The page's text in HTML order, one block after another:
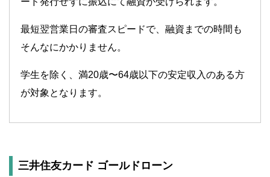
最短翌営業日の審査スピードで、融資までの時間も
そんなにかかりません。
学生を除く、満20歳〜64歳以下の安定収入のある方
が対象となります。
三井住友カード ゴールドローン